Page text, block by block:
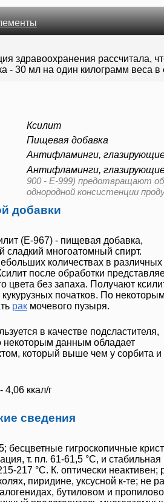
здравоохранения рассчитала,
- 30 мл на один килограмм веса в
Ксилит
Пищевая добавка
Антифламинги,
Антифламинги,
900 - E-999) предотвращают
однородной консистенции
добавки
(Е-967) - пищевая добавка,
сладкий многоатомный спирт.
количествах в различных
после обработки
цвета без запаха. Получают
початков. По некоторым
рак мочевого пузыря.
в качестве подсластителя,
некоторым данным обладает
который выше чем у сорбита и
4,06 ккал/г
сведения
бесцветные гигроскопичные
т. пл. 61-61,5 °С, и стабильная
217 °С. К. оптически неактивен;
пиридине, уксусной к-те; не
бутиловом и